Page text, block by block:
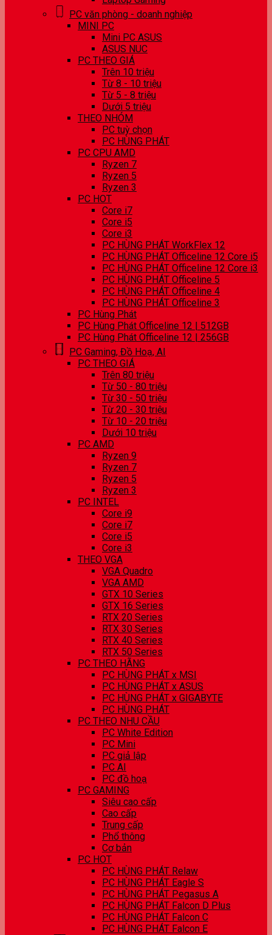
PC văn phòng - doanh nghiệp
MINI PC
Mini PC ASUS
ASUS NUC
PC THEO GIÁ
Trên 10 triệu
Từ 8 - 10 triệu
Từ 5 - 8 triệu
Dưới 5 triệu
THEO NHÓM
PC tuỳ chọn
PC HÙNG PHÁT
PC CPU AMD
Ryzen 7
Ryzen 5
Ryzen 3
PC HOT
Core i7
Core i5
Core i3
PC HÙNG PHÁT WorkFlex 12
PC HÙNG PHÁT Officeline 12 Core i5
PC HÙNG PHÁT Officeline 12 Core i3
PC HÙNG PHÁT Officeline 5
PC HÙNG PHÁT Officeline 4
PC HÙNG PHÁT Officeline 3
PC Hùng Phát
PC Hùng Phát Officeline 12 | 512GB
PC Hùng Phát Officeline 12 | 256GB
PC Gaming, Đồ Hoạ, AI
PC THEO GIÁ
Trên 80 triệu
Từ 50 - 80 triệu
Từ 30 - 50 triệu
Từ 20 - 30 triệu
Từ 10 - 20 triệu
Dưới 10 triệu
PC AMD
Ryzen 9
Ryzen 7
Ryzen 5
Ryzen 3
PC INTEL
Core i9
Core i7
Core i5
Core i3
THEO VGA
VGA Quadro
VGA AMD
GTX 10 Series
GTX 16 Series
RTX 20 Series
RTX 30 Series
RTX 40 Series
RTX 50 Series
PC THEO HÃNG
PC HÙNG PHÁT x MSI
PC HÙNG PHÁT x ASUS
PC HÙNG PHÁT x GIGABYTE
PC HÙNG PHÁT
PC THEO NHU CẦU
PC White Edition
PC Mini
PC giả lập
PC AI
PC đồ hoạ
PC GAMING
Siêu cao cấp
Cao cấp
Trung cấp
Phổ thông
Cơ bản
PC HOT
PC HÙNG PHÁT Relaw
PC HÙNG PHÁT Eagle S
PC HÙNG PHÁT Pegasus A
PC HÙNG PHÁT Falcon D Plus
PC HÙNG PHÁT Falcon C
PC HÙNG PHÁT Falcon E